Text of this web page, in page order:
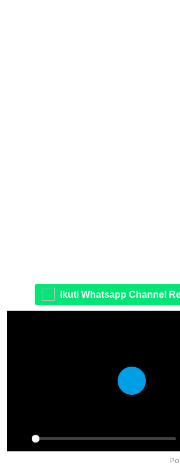
Ikuti Whatsapp Channel
Play
Play